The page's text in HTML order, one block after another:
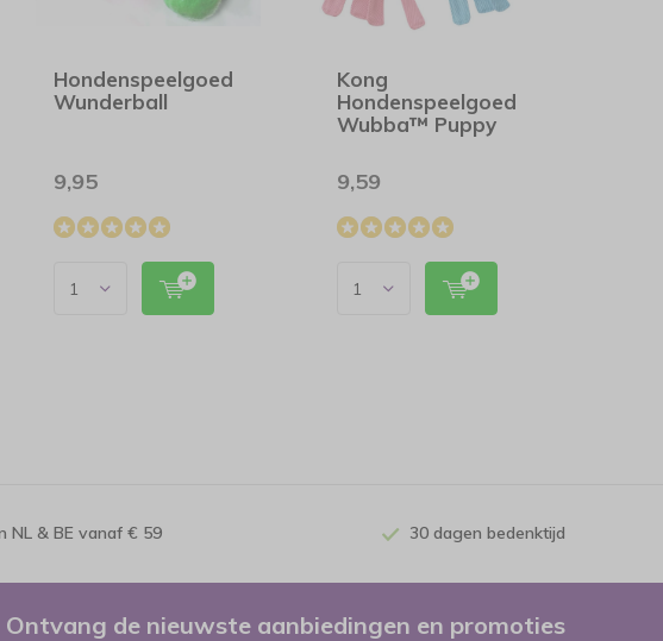
Hondenspeelgoed
Wunderball
9,95
Kong
Hondenspeelgoed
Wubba™ Puppy
9,59
NL & BE vanaf € 59 30 dagen bedenktijd
Ontvang de nieuwste aanbiedingen en promoties